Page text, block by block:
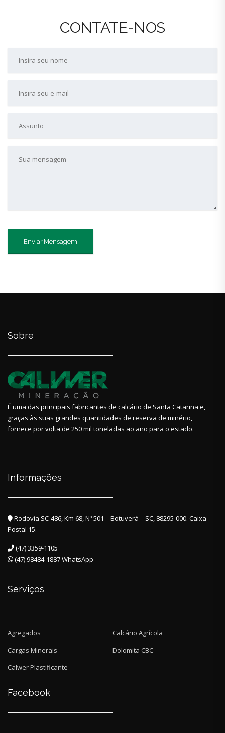
CONTATE-NOS
Sobre
É uma das principais fabricantes de calcário de Santa Catarina e,
graças às suas grandes quantidades de reserva de minério,
fornece por volta de 250 mil toneladas ao ano para o estado.
Informações
Rodovia SC-486, Km 68, Nº 501 – Botuverá – SC, 88295-000. Caixa
Postal 15.
(47) 3359-1105
(47) 98484-1887 WhatsApp
Serviços
Agregados
Calcário Agrícola
Cargas Minerais
Dolomita CBC
Calwer Plastificante
Facebook